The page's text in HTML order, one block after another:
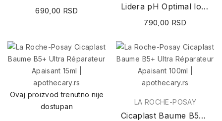
690,00 RSD Lidera pH Optimal losion posle depilacije 150ml
790,00 RSD
Ovaj proizvod trenutno nije
dostupan
LA ROCHE-POSAY
Cicaplast Baume B5+ Ultra Réparateur Apaisant...